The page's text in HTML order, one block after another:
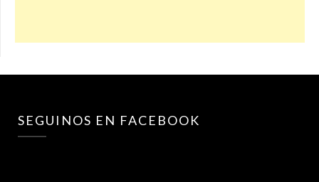
SEGUINOS EN FACEBOOK